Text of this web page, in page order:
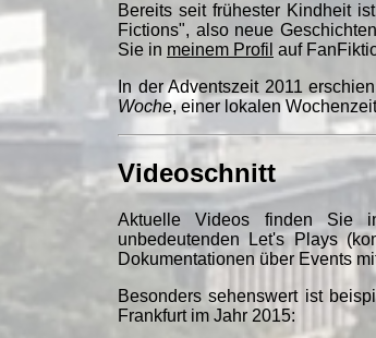
Bereits seit frühester Kindheit
Fictions", also neue
Sie in meinem Profil auf
In der Adventszeit 2011
Woche, einer lokalen
Videoschnitt
Aktuelle Videos finden Sie
unbedeutenden Let's Plays
Dokumentationen über Events
Besonders sehenswert ist
Frankfurt im Jahr 2015: